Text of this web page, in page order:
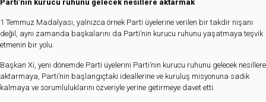
Parti’nin kurucu ruhunu gelecek nesillere aktarmak
1 Temmuz Madalyası, yalnızca örnek Parti üyelerine verilen bir takdir nişanı
değil, aynı zamanda başkalarını da Parti’nin kurucu ruhunu yaşatmaya teşvik
etmenin bir yolu.
Başkan Xi, yeni dönemde Parti üyelerini Parti’nin kurucu ruhunu gelecek nesillere
aktarmaya, Parti’nin başlangıçtaki ideallerine ve kuruluş misyonuna sadık
kalmaya ve sorumluluklarını özveriyle yerine getirmeye davet etti.